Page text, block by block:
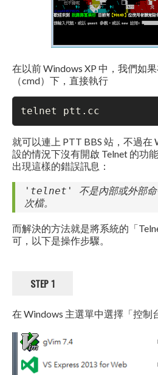
在以前 Windows XP 中，我們如
（cmd）下，直接執行
telnet ptt.cc
就可以連上 PTT BBS 站，不過在
設的情況下沒有開啟 Telnet 的功
出現這樣的錯誤訊息：
'telnet' 不是內部或外部命
次檔。
而解決的方法就是將系統的「
可，以下是操作步驟。
STEP 1
在 Windows 主選單中選擇「控制